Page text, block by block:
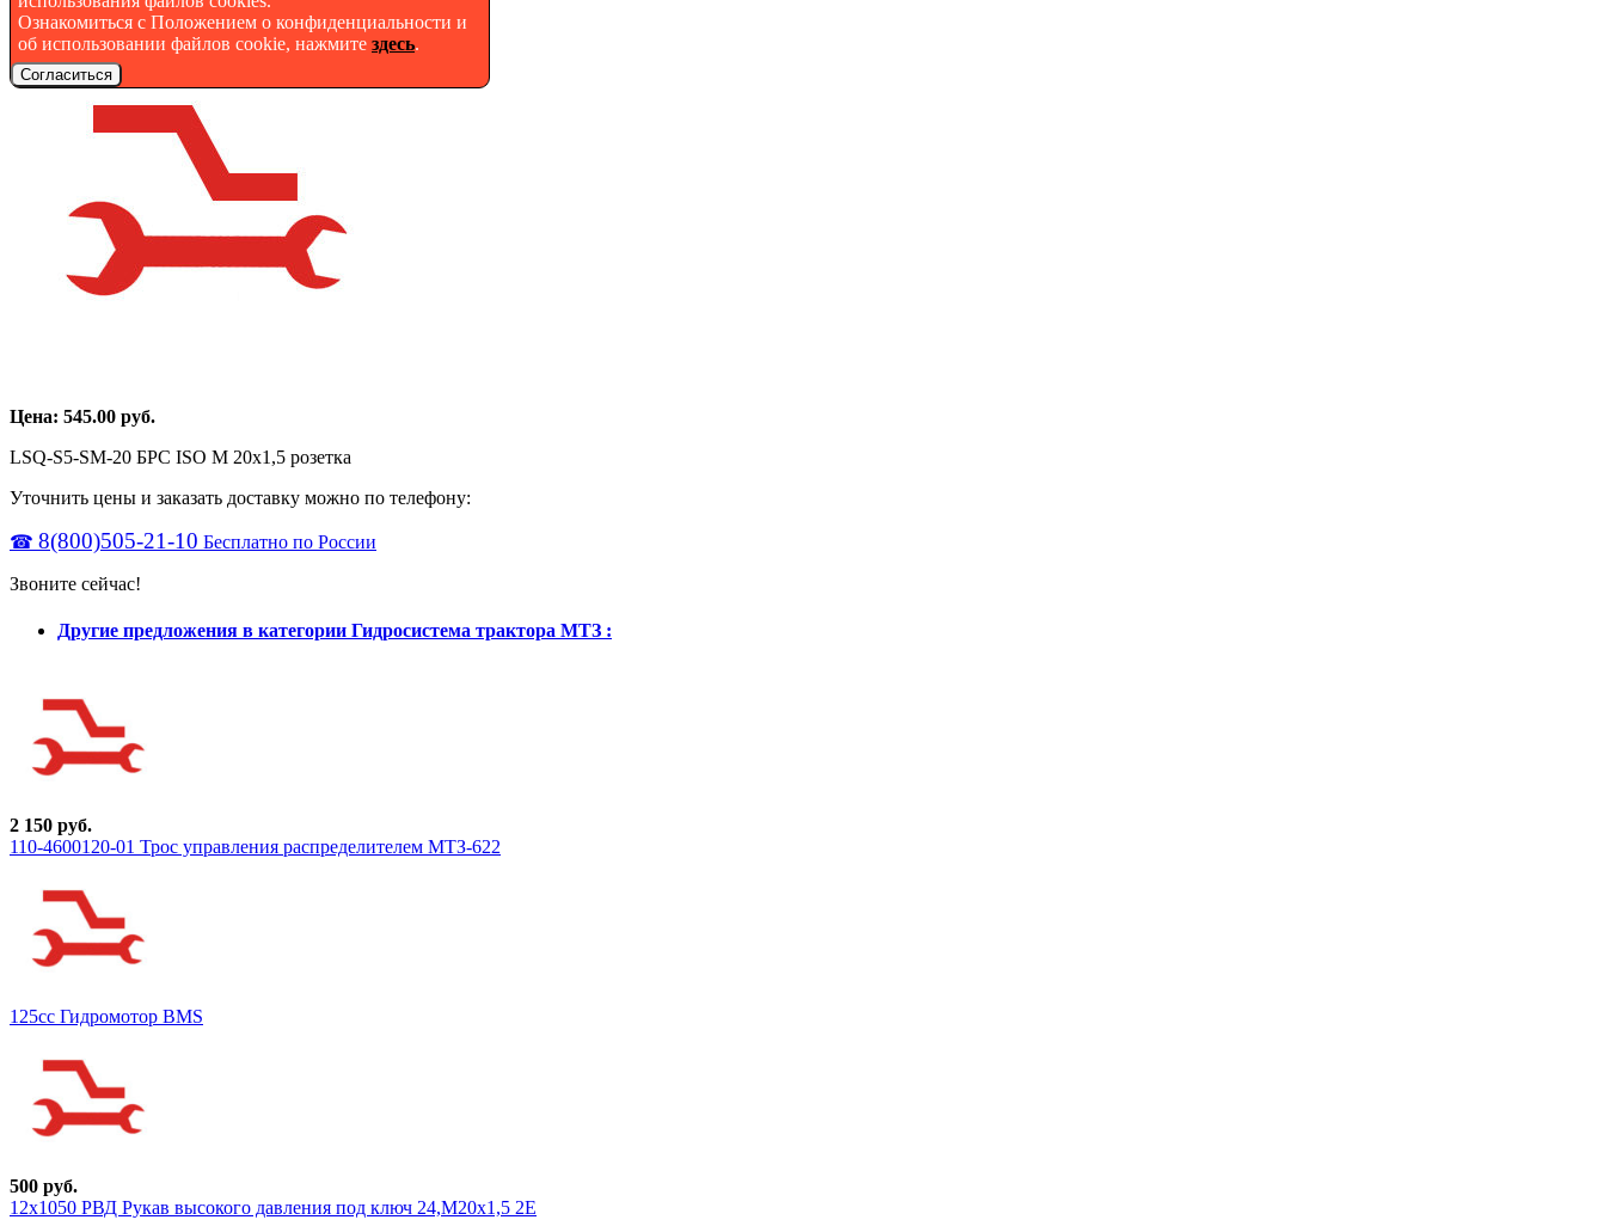
Ознакомиться с Положением о конфиденциальности и
об использовании файлов cookie, нажмите здесь.
Согласиться
Цена: 545.00 руб.
LSQ-S5-SM-20 БРС ISO M 20х1,5 розетка
Уточнить цены и заказать доставку можно по телефону:
☎ 8(800)505-21-10 Бесплатно по России
Звоните сейчас!
Другие предложения в категории Гидросистема трактора МТЗ :
2 150 руб.
110-4600120-01 Трос управления распределителем МТЗ-622
125cc Гидромотор BMS
500 руб.
12х1050 РВД Рукав высокого давления под ключ 24,М20х1,5 2Е